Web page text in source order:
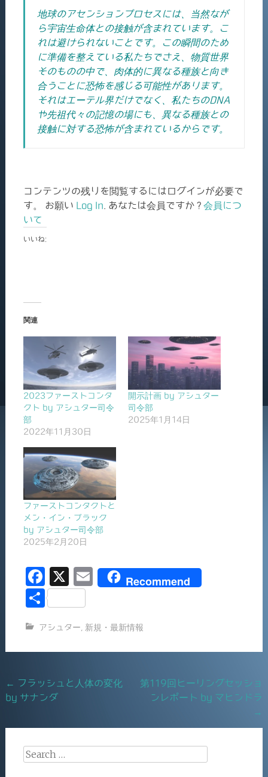
地球のアセンションプロセスには、当然なが
ら宇宙生命体との接触が含まれています。こ
れは避けられないことです。この瞬間のため
に準備を整えている私たちでさえ、物質世界
そのものの中で、肉体的に異なる種族と向き
合うことに恐怖を感じる可能性があります。
それはエーテル界だけでなく、私たちのDNA
や先祖代々の記憶の場にも、異なる種族との
接触に対する恐怖が含まれているからです。
コンテンツの残りを閲覧するにはログインが必要で
す。 お願い Log In . あなたは会員ですか ? 会員につ
いて
いいね:
関連
2023ファーストコンタ
クト by アシュター司令
部
2022年11月30日
開示計画 by アシュター
司令部
2025年1月14日
ファーストコンタクトと
メン・イン・ブラック
by アシュター司令部
2025年2月20日
F
a
e
b
o
X
E
l
Recommend
共
アシュター 新規・最新情報
Post
navigation
← フラッシュと人体の変化
by サナンダ
第119回ヒーリングセッショ
ンレポート by マヒンドラ
→
Search